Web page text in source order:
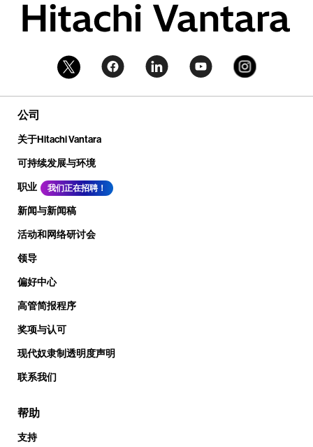
公司
关于Hitachi Vantara
可持续发展与环境
职业
我们正在招聘！
新闻与新闻稿
活动和网络研讨会
领导
偏好中心
高管简报程序
奖项与认可
现代奴隶制透明度声明
联系我们
帮助
支持